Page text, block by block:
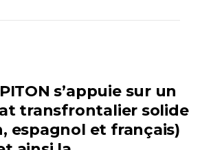
s’appuie sur un
transfrontalier solide
espagnol et français)